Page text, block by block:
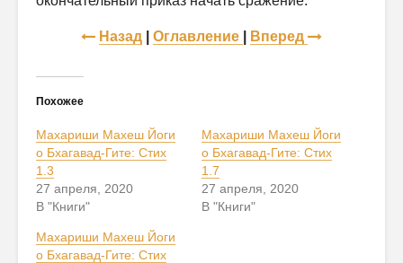
Назад Оглавление Вперед
Похожее
Махариши Махеш Йоги
о Бхагавад-Гите: Стих
1.3
27 апреля, 2020
В "Книги"
Махариши Махеш Йоги
о Бхагавад-Гите: Стих
1.7
27 апреля, 2020
В "Книги"
Махариши Махеш Йоги
о Бхагавад-Гите: Стих